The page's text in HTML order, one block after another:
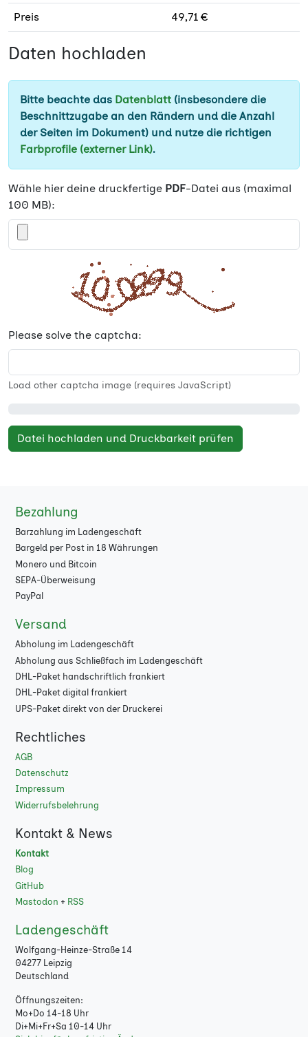
Preis 49,71 €
Daten hochladen
Bitte beachte das Datenblatt (insbesondere die
Beschnittzugabe an den Rändern und die Anzahl
der Seiten im Dokument) und nutze die richtigen
Farbprofile (externer Link).
Wähle hier deine druckfertige PDF-Datei aus (maximal
100 MB):
Please solve the captcha:
Load other captcha image (requires JavaScript)
Datei hochladen und Druckbarkeit prüfen
Bezahlung
Barzahlung im Ladengeschäft
Bargeld per Post in 18 Währungen
Monero und Bitcoin
SEPA-Überweisung
PayPal
Versand
Abholung im Ladengeschäft
Abholung aus Schließfach im Ladengeschäft
DHL-Paket handschriftlich frankiert
DHL-Paket digital frankiert
UPS-Paket direkt von der Druckerei
Rechtliches
AGB
Datenschutz
Impressum
Widerrufsbelehrung
Kontakt & News
Kontakt
Blog
GitHub
Mastodon + RSS
Ladengeschäft
Wolfgang-Heinze-Straße 14
04277 Leipzig
Deutschland
Öffnungszeiten:
Mo+Do 14-18 Uhr
Di+Mi+Fr+Sa 10-14 Uhr